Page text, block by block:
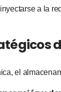
a la
el